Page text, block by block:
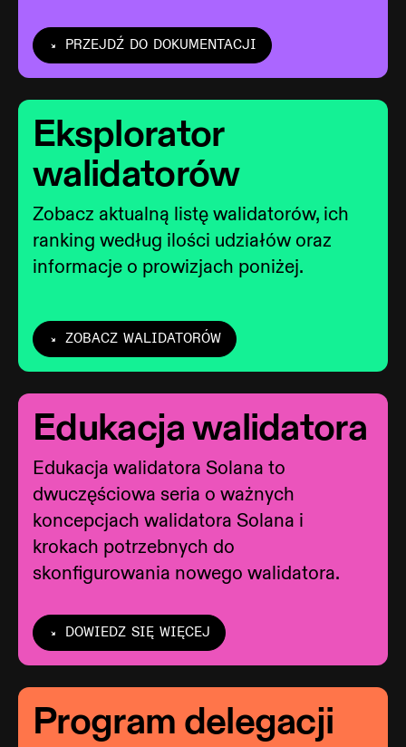
PRZEJDŹ DO DOKUMENTACJI
Eksplorator
walidatorów
Zobacz aktualną listę walidatorów, ich
ranking według ilości udziałów oraz
informacje o prowizjach poniżej.
ZOBACZ WALIDATORÓW
Edukacja walidatora
Edukacja walidatora Solana to
dwuczęściowa seria o ważnych
koncepcjach walidatora Solana i
krokach potrzebnych do
skonfigurowania nowego walidatora.
DOWIEDZ SIĘ WIĘCEJ
Program delegacji